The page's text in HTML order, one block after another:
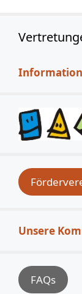
Unsere
FAQs